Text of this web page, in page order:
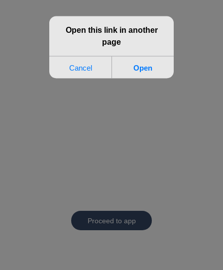
Proceed to app